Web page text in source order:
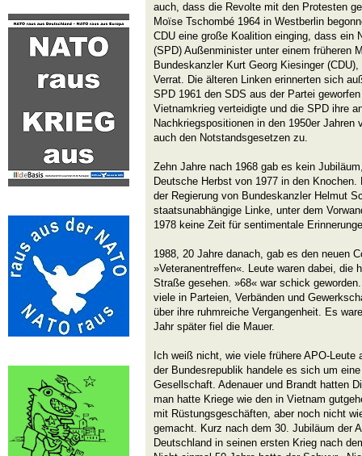
auch, dass die Revolte mit den Protesten
Moïse Tschombé 1964 in Westberlin
CDU eine große Koalition einging, dass ein
(SPD) Außenminister unter einem früheren
Bundeskanzler Kurt Georg Kiesinger
Verrat. Die älteren Linken erinnerten sich
SPD 1961 den SDS aus der Partei
Vietnamkrieg verteidigte und die SPD ihre
Nachkriegspositionen in den 1950er
auch den Notstandsgesetzen zu.
Zehn Jahre nach 1968 gab es kein
Deutsche Herbst von 1977 in den Knochen.
der Regierung von Bundeskanzler Helmut
staatsunabhängige Linke, unter dem
1978 keine Zeit für sentimentale
1988, 20 Jahre danach, gab es den neuen
»Veteranentreffen«. Leute waren dabei, die
Straße gesehen. »68« war schick
viele in Parteien, Verbänden und
über ihre ruhmreiche Vergangenheit. Es
Jahr später fiel die Mauer.
Ich weiß nicht, wie viele frühere APO-
der Bundesrepublik handele es sich um
Gesellschaft. Adenauer und Brandt hatten
man hatte Kriege wie den in Vietnam
mit Rüstungsgeschäften, aber noch nicht
gemacht. Kurz nach dem 30. Jubiläum der
Deutschland in seinen ersten Krieg nach